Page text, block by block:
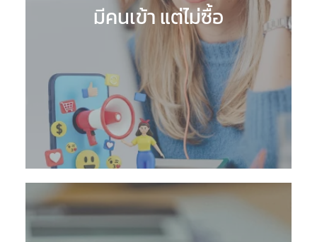
มีคนเข้า แต่ไม่ซื้อ